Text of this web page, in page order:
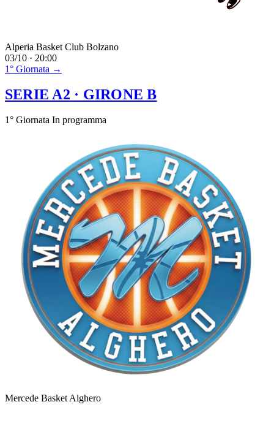
Alperia Basket Club Bolzano
03/10 · 20:00
1° Giornata →
SERIE A2 · GIRONE B
1° Giornata In programma
Mercede Basket Alghero